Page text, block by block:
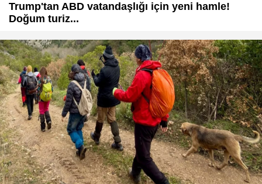
Trump'tan ABD vatandaşlığı için yeni hamle!
Doğum turiz...